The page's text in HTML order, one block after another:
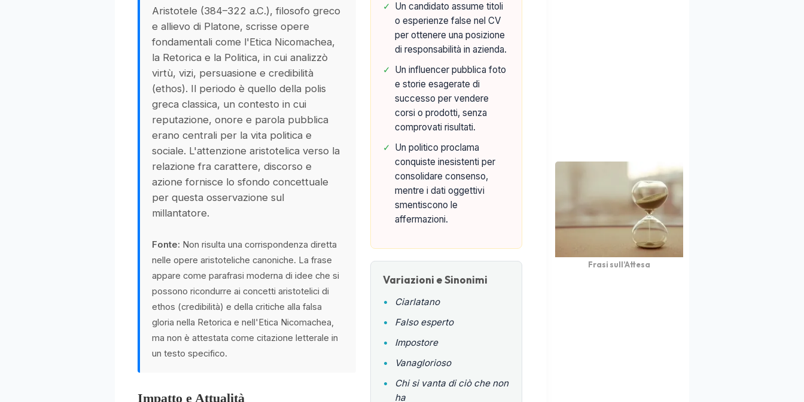
Aristotele (384–322 a.C.), filosofo greco
e allievo di Platone, scrisse opere
fondamentali come l'Etica Nicomachea,
la Retorica e la Politica, in cui analizzò
virtù, vizi, persuasione e credibilità
(ethos). Il periodo è quello della polis
greca classica, un contesto in cui
reputazione, onore e parola pubblica
erano centrali per la vita politica e
sociale. L'attenzione aristotelica verso la
relazione fra carattere, discorso e
azione fornisce lo sfondo concettuale
per questa osservazione sul
millantatore.
Fonte: Non risulta una corrispondenza diretta
nelle opere aristoteliche canoniche. La frase
appare come parafrasi moderna di idee che si
possono ricondurre ai concetti aristotelici di
ethos (credibilità) e della critiche alla falsa
gloria nella Retorica e nell'Etica Nicomachea,
ma non è attestata come citazione letterale in
un testo specifico.
Impatto e Attualità
✓ Un candidato assume titoli
o esperienze false nel CV
per ottenere una posizione
di responsabilità in azienda.
✓ Un influencer pubblica foto
e storie esagerate di
successo per vendere
corsi o prodotti, senza
comprovati risultati.
✓ Un politico proclama
conquiste inesistenti per
consolidare consenso,
mentre i dati oggettivi
smentiscono le
affermazioni.
Variazioni e Sinonimi
•
Ciarlatano
•
Falso esperto
•
Impostore
•
Vanaglorioso
•
Chi si vanta di ciò che non
ha
Frasi sull’Attesa